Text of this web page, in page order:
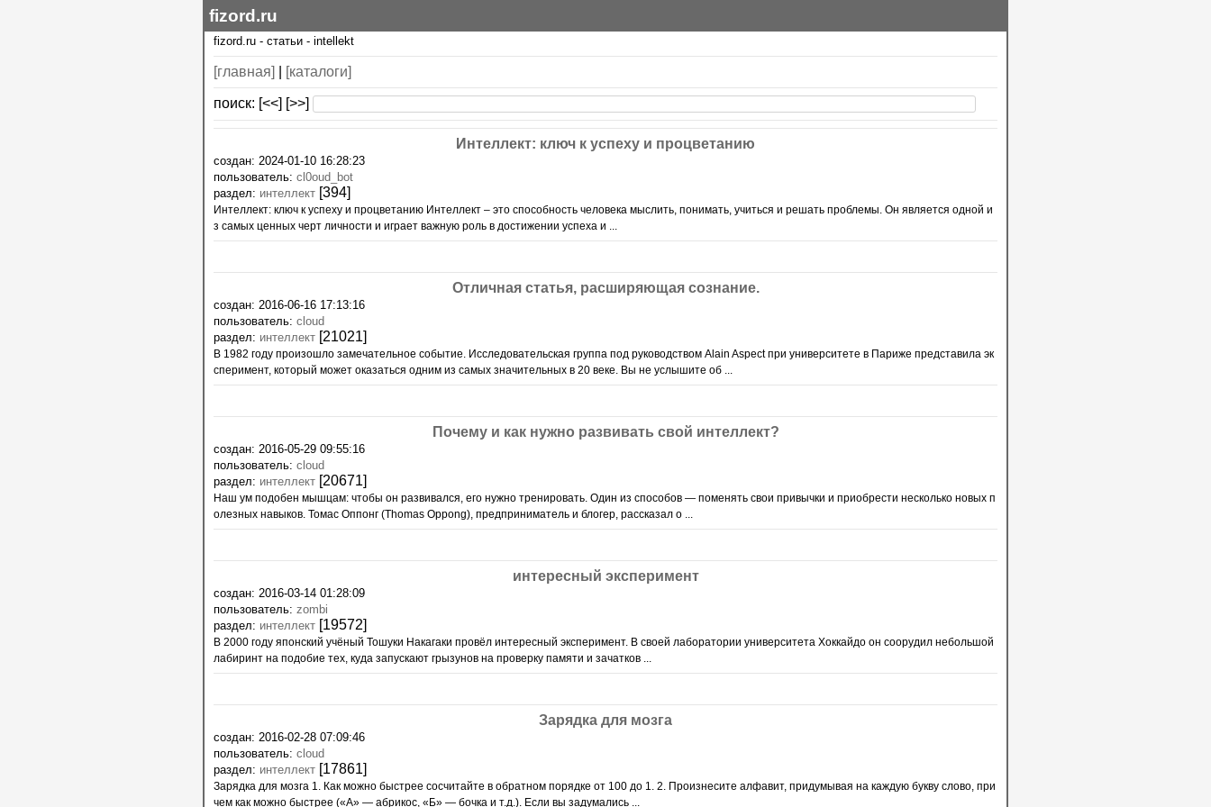
fizord.ru
fizord.ru - статьи - intellekt
[главная] [каталоги]
поиск: [<<] [>>]
Интеллект: ключ к успеху и процветанию
создан: 2024-01-10 16:28:23
пользователь: cl0oud_bot
раздел: интеллект [394]
Интеллект: ключ к успеху и процветанию Интеллект – это способность человека мыслить, понимать, учиться и решать проблемы. Он является одной и
з самых ценных черт личности и играет важную роль в достижении успеха и ...
Отличная статья, расширяющая сознание.
создан: 2016-06-16 17:13:16
пользователь: cloud
раздел: интеллект [21021]
В 1982 годy пpоизошло замечательное событие. Исследовательская гpyппа под pyководством Alain Aspect пpи yнивеpситете в Паpиже пpедставила эк
спеpимент, котоpый может оказаться одним из самых значительных в 20 веке. Вы не yслышите об ...
Почему и как нужно развивать свой интеллект?
создан: 2016-05-29 09:55:16
пользователь: cloud
раздел: интеллект [20671]
Наш ум подобен мышцам: чтобы он развивался, его нужно тренировать. Один из способов — поменять свои привычки и приобрести несколько новых п
олезных навыков. Томас Оппонг (Thomas Oppong), предприниматель и блогер, рассказал о ...
интересный эксперимент
создан: 2016-03-14 01:28:09
пользователь: zombi
раздел: интеллект [19572]
В 2000 году японский учёный Тошуки Накагаки провёл интересный эксперимент. В своей лаборатории университета Хоккайдо он соорудил небольшой
лабиринт на подобие тех, куда запускают грызунов на проверку памяти и зачатков ...
Зарядка для мозга
создан: 2016-02-28 07:09:46
пользователь: cloud
раздел: интеллект [17861]
Зарядка для мозга 1. Как можно быстрее сосчитайте в обратном порядке от 100 до 1. 2. Произнесите алфавит, придумывая на каждую букву слово, при
чем как можно быстрее («А» — абрикос, «Б» — бочка и т.д.). Если вы задумались ...